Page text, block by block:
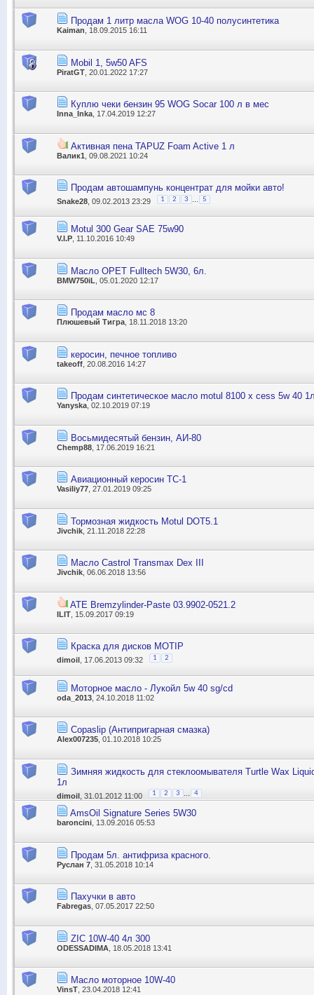
Продам 1 литр масла WOG 10-40 полусинтетика
Kaiman , 18.09.2015 16:11
Mobil 1, 5w50 AFS
PiratGT , 20.01.2022 17:27
Куплю чеки бензин 95 WOG Socar 100 л в мес
Inna_Inka , 17.04.2019 12:27
Активная пена TAPUZ Foam Active 1 л
Валик1 , 09.08.2021 10:24
Продам автошампунь концентрат для мойки авто!
Snake28 , 09.02.2013 23:29 1 2 3 5
Motul 300 Gear SAE 75w90
V.I.P, 11.10.2016 10:49
Масло OPET Fulltech 5W30, 6л.
BMW750iL , 05.01.2020 12:17
Продам масло мс 8
Плюшевый Тигра , 18.11.2018 13:20
керосин, печное топливо
takeoff , 20.08.2016 14:27
Продам синтетическое масло motul 8100 x cess 5w 40
Yanyska , 02.10.2019 07:19
Восьмидесятый бензин, АИ-80
Chemp88 , 17.06.2019 16:21
Авиационный керосин ТС-1
Vasiliy77 , 27.01.2019 09:25
Тормозная жидкость Motul DOT5.1
Jivchik , 21.11.2018 22:28
Масло Castrol Transmax Dex III
Jivchik , 06.06.2018 13:56
ATE Bremzylinder-Paste 03.9902-0521.2
ILIT , 15.09.2017 09:19
Краска для дисков MOTIP
dimoil , 17.06.2013 09:32 1 2
Моторное масло - Лукойл 5w 40 sg/cd
oda_2013 , 24.10.2018 11:02
Copaslip (Антипригарная смазка)
Alex007235 , 01.10.2018 10:25
Зимняя жидкость для стеклоомывателя Turtle Wax
1л
dimoil , 31.01.2012 11:00 1 2 3 4
AmsOil Signature Series 5W30
baroncini , 13.09.2016 05:53
Продам 5л. антифриза красного.
Руслан 7 , 31.05.2018 10:14
Пахучки в авто
Fabregas , 07.05.2017 22:50
ZIC 10W-40 4л 300
ODESSADIMA , 18.05.2018 13:41
Масло моторное 10W-40
VinsT , 23.04.2018 12:41